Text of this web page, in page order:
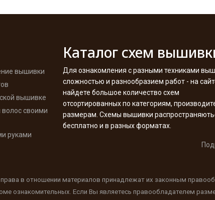
вышивки
вышивке
волос своими
руками
Каталог схем
Для ознакомления с разными техниками
сложностью и разнообразием работ - на
найдете большое количество схем
отсортированных по категориям,
размерам. Схемы вышивки
бесплатно и в разных форматах.
в отношении материалов принадлежат их законным
ознакомительных. Если Вы являетесь правообладателем